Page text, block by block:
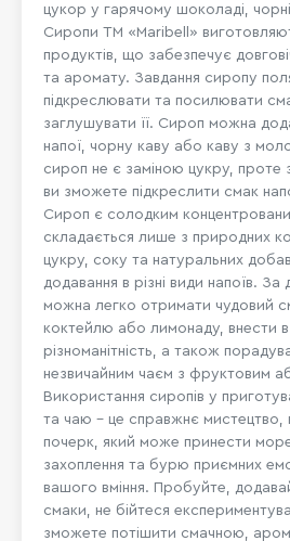
цукор у гарячому шоколаді,
Сиропи ТМ «Maribell»
продуктів, що забезпечує
та аромату. Завдання сиропу
підкреслювати та посилювати
заглушувати її. Сироп можна
напої, чорну каву або каву з
сироп не є заміною цукру,
ви зможете підкреслити смак
Сироп є солодким
складається лише з природних
цукру, соку та натуральних
додавання в різні види напоїв.
можна легко отримати чудовий
коктейлю або лимонаду, внести
різноманітність, а також
незвичайним чаєм з фруктовим
Використання сиропів у
та чаю – це справжнє
почерк, який може принести
захоплення та бурю приємних
вашого вміння. Пробуйте,
смаки, не бійтеся
зможете потішити смачною,